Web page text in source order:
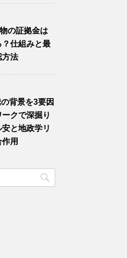
の証拠金は
仕組みと最
方法
背景を3要因
クで深掘り
と地政学リ
用